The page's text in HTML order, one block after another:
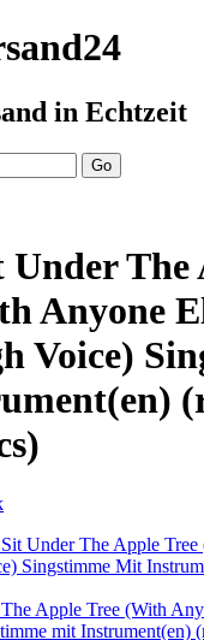
in Echtzeit
Under The
Anyone
Voice)
Under The Apple
Singstimme Mit